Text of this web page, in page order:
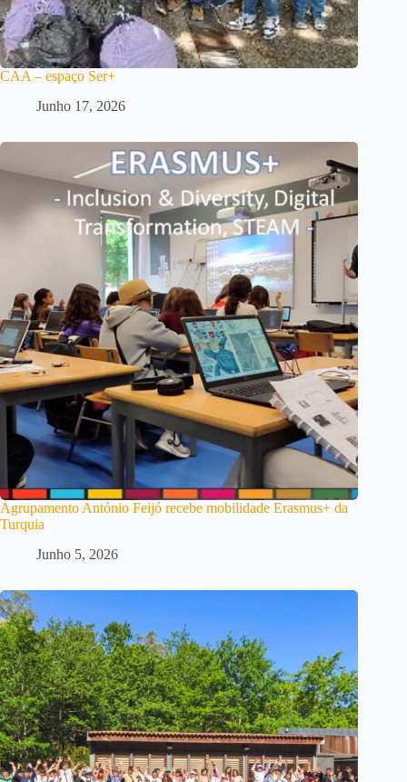
CAA – espaço Ser+
Junho 17, 2026
Agrupamento António Feijó recebe mobilidade Erasmus+ da
Turquia
Junho 5, 2026